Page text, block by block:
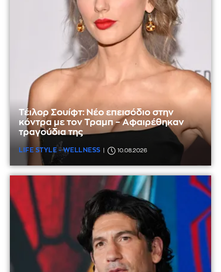
Τέιλορ Σουίφτ: Νέο επεισόδιο στην
κόντρα με τον Τραμπ – Αφαιρέθηκαν
τραγούδια της
LIFE STYLE - WELLNESS 10.08.2026